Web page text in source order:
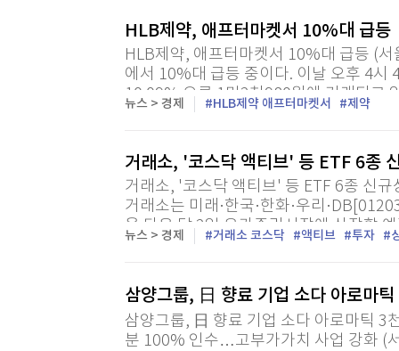
HLB제약, 애프터마켓서 10%대 급등
HLB제약, 애프터마켓서 10%대 급등 (
에서 10%대 급등 중이다. 이날 오후 4
10.09% 오른 1만2천980원에 거래되고
금지>
뉴스 > 경제 HLB제약 애프터마켓서 제약
거래소, '코스닥 액티브' 등 ETF 6종
거래소, '코스닥 액티브' 등 ETF 6종 신
거래소는 미래·한국·한화·우리
을 다음 달 2일 유가증권시장에 상장할
산운용의 'TIGER 코스닥액티브'는 코스
뉴스 > 경제 거래소 코스닥 액티브 투자
삼양그룹, 日 향료 기업 소다 아로마
삼양그룹, 日 향료 기업 소다 아로마틱 3
분 100% 인수…고부가가치 사업 강화 (